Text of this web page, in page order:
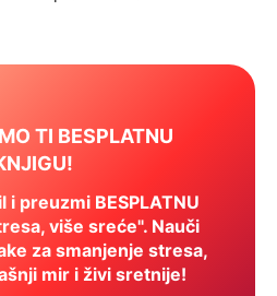
TI BESPLATNU
i preuzmi BESPLATNU
više sreće". Nauči
za smanjenje stresa,
mir i živi sretnije!